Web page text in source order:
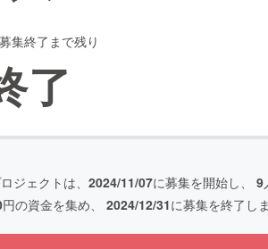
募集終了まで残り
了
ジェクトは、 2024/11/07に募集を開始し、 9
円の資金を集め、 2024/12/31に募集を終了し